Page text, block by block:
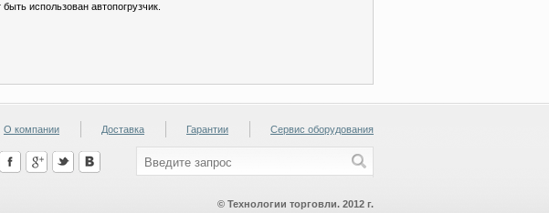
использован автопогрузчик.
О компании Доставка Гарантии Сервис оборудования
© Технологии торговли. 2012 г.